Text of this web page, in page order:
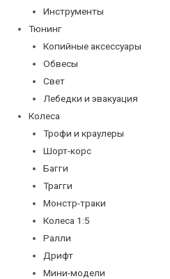
Инструменты
Тюнинг
Копийные аксессуары
Обвесы
Свет
Лебедки и эвакуация
Колеса
Трофи и краулеры
Шорт-корс
Багги
Трагги
Монстр-траки
Колеса 1:5
Ралли
Дрифт
Мини-модели